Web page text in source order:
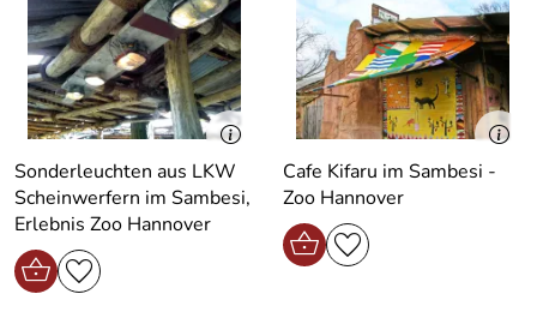
Sonderleuchten aus LKW
Scheinwerfern im Sambesi,
Erlebnis Zoo Hannover
Cafe Kifaru im Sambesi -
Zoo Hannover